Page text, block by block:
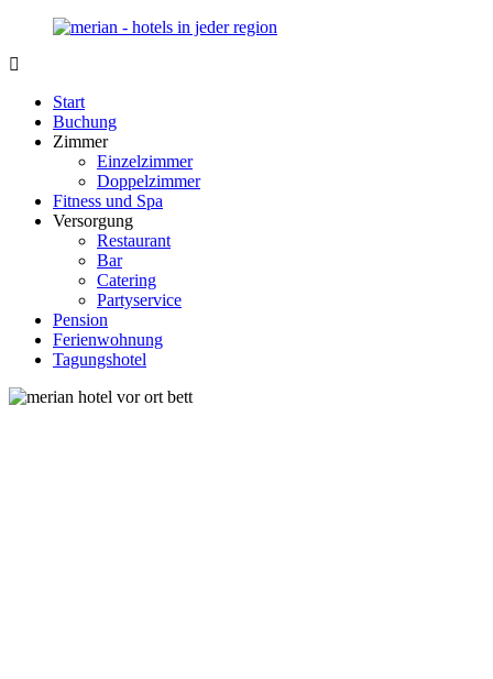
Zurück
Inhalt
Hotel.de
Portal
Hotels,
Unterkunft
Reisen
Deutschland
Start
Buchung
Zimmer
Einzelzimmer
Doppelzimmer
Fitness und Spa
Versorgung
Restaurant
Bar
Catering
Partyservice
Pension
Ferienwohnung
Tagungshotel